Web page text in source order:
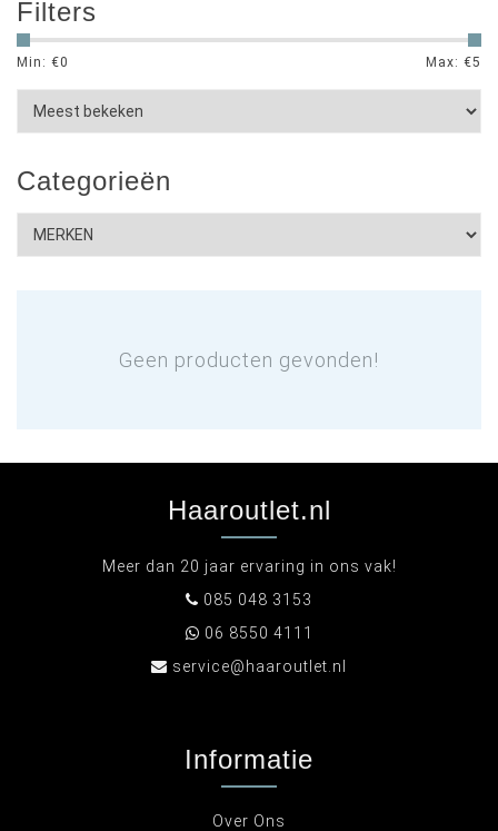
Filters
Min: €0 Max: €5
Categorieën
Geen producten gevonden!
Haaroutlet.nl
Meer dan 20 jaar ervaring in ons vak!
085 048 3153
06 8550 4111
service@haaroutlet.nl
Informatie
Over Ons